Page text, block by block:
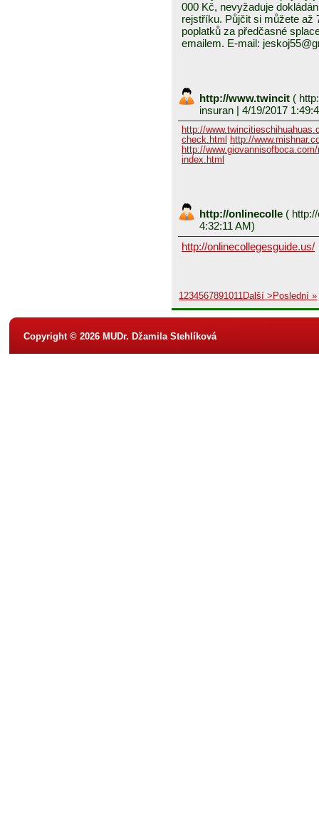
000 Kč, nevyžaduje
rejstříku. Půjčit si můžete až
poplatků za předčasné
emailem. E-mail:
http://www.twincit (
insuran | 4/19/2017
http://
check.html
http://
http://
index.html
http://onlinecolle (
4:32:11 AM)
http://onlinecollegesguide.us/
1234567891011Další > Poslední »
Copyright © 2026 MUDr. Džamila Stehlíková